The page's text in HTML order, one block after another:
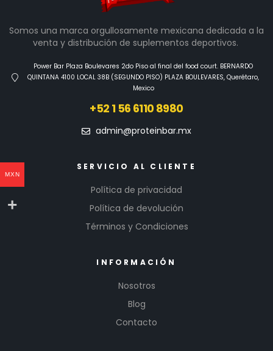
Somos una marca orgullosamente mexicana dedicada a la
venta y distribución de suplementos deportivos.
Power Bar Plaza Boulevares 2do Piso al final del food court. BERNARDO
QUINTANA 4100 LOCAL 38B (SEGUNDO PISO) PLAZA BOULEVARES, Querétaro,
Mexico
+52 1 56 6110 8980
admin@proteinbar.mx
SERVICIO AL CLIENTE
Política de privacidad
Política de devolución
Términos y Condiciones
INFORMACIÓN
Nosotros
Blog
Contacto
MXN